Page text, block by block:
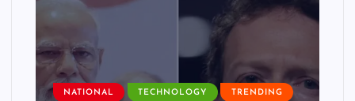
NATIONAL TECHNOLOGY TRENDING